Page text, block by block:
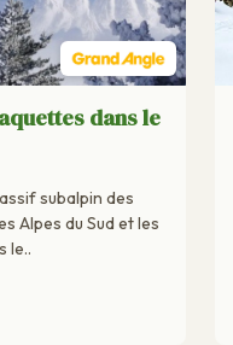
dans le
subalpin des
Alpes du Sud et les
le..